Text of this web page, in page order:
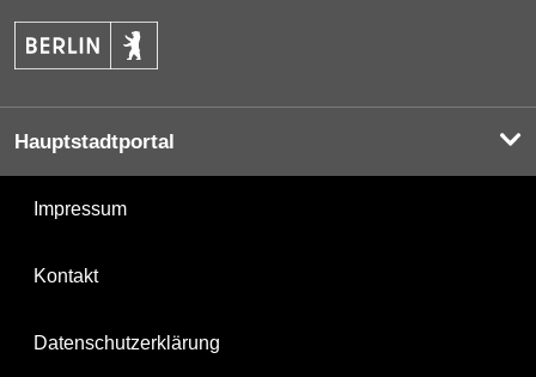
Hauptstadtportal
Impressum
Kontakt
Datenschutzerklärung